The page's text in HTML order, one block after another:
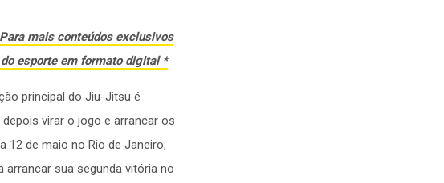
mais conteúdos exclusivos
esporte em formato digital *
principal do Jiu-Jitsu é
virar o jogo e arrancar os
12 de maio no Rio de Janeiro,
arrancar sua segunda vitória no